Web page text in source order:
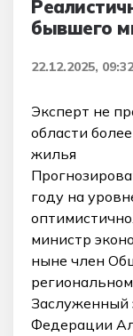
бывшего
22.12.2025,
Эксперт не
области
жилья
году на
министр
ныне член
Заслуженный
Федерации